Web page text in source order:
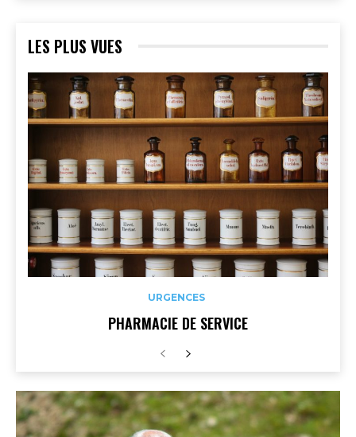
LES PLUS VUES
URGENCES
PHARMACIE DE SERVICE